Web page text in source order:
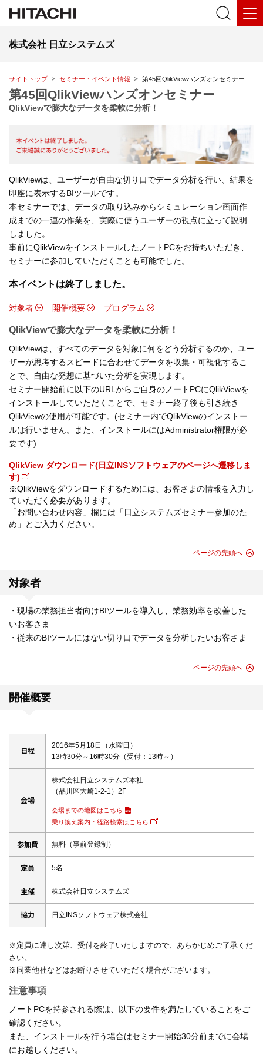
株式会社 日立システムズ
サイトトップ セミナー・イベント情報 第45回QlikViewハンズオンセミナー
第45回QlikViewハンズオンセミナー
QlikViewで膨大なデータを柔軟に分析！
QlikViewは、ユーザーが自由な切り口でデータ分析を行い、結果を
即座に表示するBIツールです。
本セミナーでは、データの取り込みからシミュレーション画面作
成までの一連の作業を、実際に使うユーザーの視点に立って説明
しました。
事前にQlikViewをインストールしたノートPCをお持ちいただき、
セミナーに参加していただくことも可能でした。
本イベントは終了しました。
対象者 開催概要 プログラム
QlikViewで膨大なデータを柔軟に分析！
QlikViewは、すべてのデータを対象に何をどう分析するのか、ユー
ザーが思考するスピードに合わせてデータを収集・可視化するこ
とで、自由な発想に基づいた分析を実現します。
セミナー開始前に以下のURLからご自身のノートPCにQlikViewを
インストールしていただくことで、セミナー終了後も引き続き
QlikViewの使用が可能です。(セミナー内でQlikViewのインストー
ルは行いません。また、インストールにはAdministrator権限が必
要です)
QlikView ダウンロード(日立INSソフトウェアのページへ遷移しま
す)
※QlikViewをダウンロードするためには、お客さまの情報を入力し
ていただく必要があります。
「お問い合わせ内容」欄には「日立システムズセミナー参加のた
め」とご入力ください。
ページの先頭へ
対象者
・現場の業務担当者向けBIツールを導入し、業務効率を改善した
いお客さま
・従来のBIツールにはない切り口でデータを分析したいお客さま
ページの先頭へ
開催概要
日程
2016年5月18日（水曜日）
13時30分～16時30分（受付：13時～）
会場
株式会社日立システムズ本社
（品川区大崎1-2-1）2F
会場までの地図はこちら
乗り換え案内・経路検索はこちら
参加費 無料（事前登録制）
定員 5名
主催 株式会社日立システムズ
協力 日立INSソフトウェア株式会社
※定員に達し次第、受付を終了いたしますので、あらかじめご了承くだ
さい。
※同業他社などはお断りさせていただく場合がございます。
注意事項
ノートPCを持参される際は、以下の要件を満たしていることをご
確認ください。
また、インストールを行う場合はセミナー開始30分前までに会場
にお越しください。